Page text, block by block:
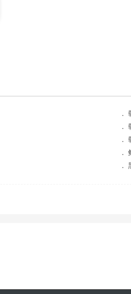
．
．
．
．
．